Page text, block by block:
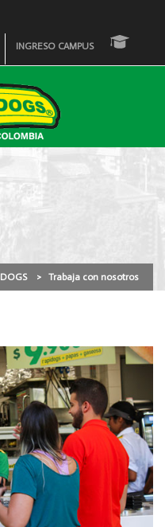
INGRESO CAMPUS
> Trabaja con nosotros